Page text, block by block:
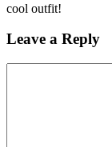
cool outfit!
Leave a Reply